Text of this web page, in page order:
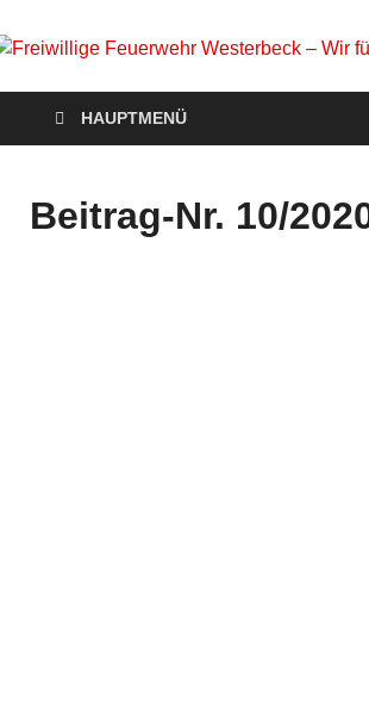
Freiwillige
Westerbeck –
Sie seit 1922
Homepage der Freiwilligen Feuerwehr
Veranstaltungen, Einsätze, Unsere Wehr,
Mach mit!
HAUPTMENÜ
Beitrag-Nr. 10/